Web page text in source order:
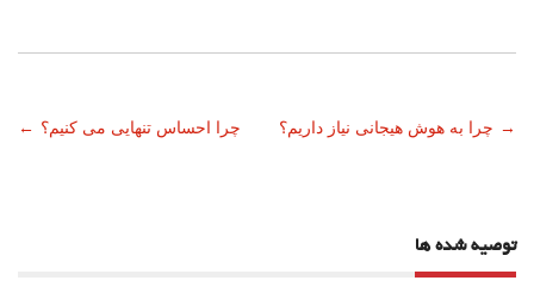
ناوبری
← چرا احساس تنهایی می کنیم؟ چرا به هوش هیجانی نیاز داریم؟ →
توصیه شده ها